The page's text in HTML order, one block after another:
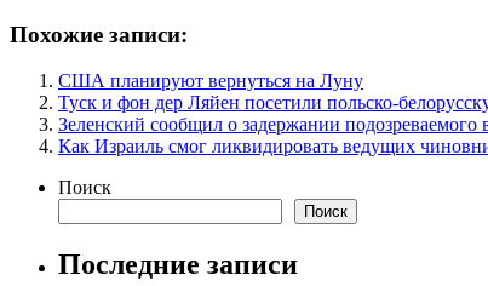
Похожие записи:
США планируют вернуться на Луну
Туск и фон дер Ляйен посетили польско-
Зеленский сообщил о задержании подозреваемого
Как Израиль смог ликвидировать ведущих
Поиск
Поиск
Последние записи